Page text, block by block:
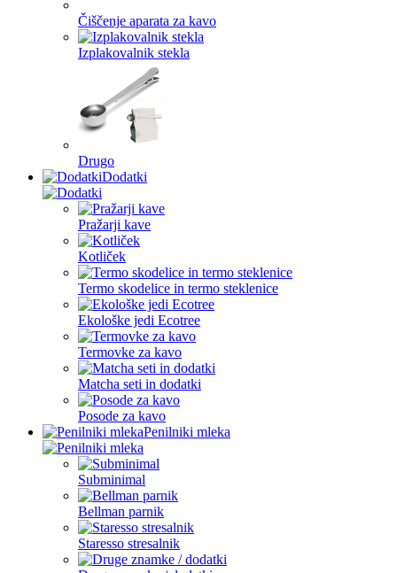
Čiščenje aparata za kavo
Izplakovalnik stekla
Drugo
Dodatki
Pražarji kave
Kotliček
Termo skodelice in termo steklenice
Ekološke jedi Ecotree
Termovke za kavo
Matcha seti in dodatki
Posode za kavo
Penilniki mleka
Subminimal
Bellman parnik
Staresso stresalnik